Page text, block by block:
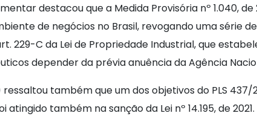
destacou que a Medida Provisória nº 1.040, de
de negócios no Brasil, revogando uma série
229-C da Lei de Propriedade Industrial, que
depender da prévia anuência da Agência
também que um dos objetivos do PLS
atingido também na sanção da Lei nº 14.195, de